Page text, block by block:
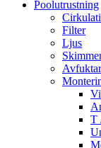
Poolutrustning
Filter
Ljus
T